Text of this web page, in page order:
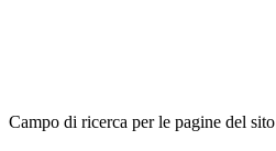
Campo di ricerca per le pagine del sito